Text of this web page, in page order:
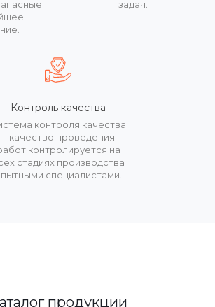
задач.
Контроль качества
контроля качества
– качество проведения
контролируется на
стадиях производства
специалистами.
продукции